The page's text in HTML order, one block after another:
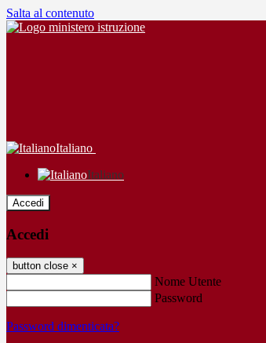
Salta al contenuto
Italiano
Italiano
Accedi
Accedi
button close ×
Nome Utente
Password
Password dimenticata?